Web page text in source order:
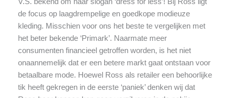
de focus op laagdrempelige en goedkope modieuze
kleding. Misschien voor ons het beste te vergelijken met
het beter bekende ‘Primark’. Naarmate meer
consumenten financieel getroffen worden, is het niet
onaannemelijk dat er een betere markt gaat ontstaan voor
betaalbare mode. Hoewel Ross als retailer een behoorlijke
tik heeft gekregen in de eerste ‘paniek’ denken wij dat